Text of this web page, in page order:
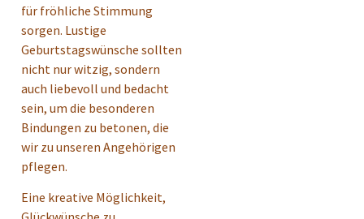
für fröhliche Stimmung
sorgen. Lustige
Geburtstagswünsche sollten
nicht nur witzig, sondern
auch liebevoll und bedacht
sein, um die besonderen
Bindungen zu betonen, die
wir zu unseren Angehörigen
pflegen.
Eine kreative Möglichkeit,